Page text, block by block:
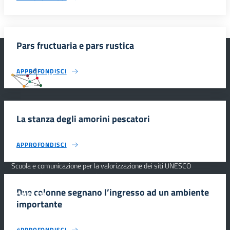
Pars fructuaria e pars rustica
APPROFONDISCI
La stanza degli amorini pescatori
APPROFONDISCI
Due colonne segnano l’ingresso ad un ambiente
importante
#SmartEducationUnescoSicilia
Scuola e comunicazione per la valorizzazione dei siti UNESCO
#SmartEducationUnescoSicilia - cinque sensi per sette siti
CONTATTI